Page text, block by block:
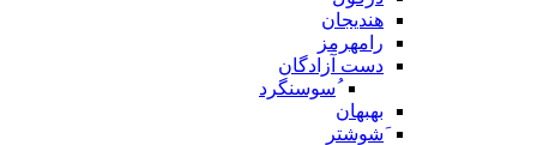
هندیجان
رامهرمز
دست آزادگان
ُسوسنگرد
بهبهان
َشوشتر